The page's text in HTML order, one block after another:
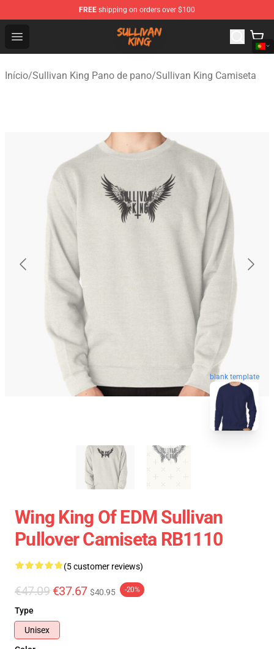
FREE shipping on orders over $100
Open menu
Sullivan King Shop - Official Sullivan King Merchandise
Início/Sullivan King Pano de pano/Sullivan King Camiseta
blank template
Wing King Of EDM Sullivan
Pullover Camiseta RB1110
(5 customer reviews)
€47.09 €37.67 $40.95 -20%
Type
Unisex